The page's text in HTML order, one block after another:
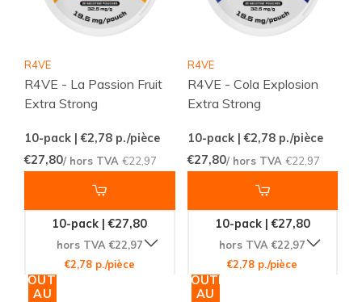
R4VE
R4VE - La Passion Fruit
Extra Strong
10-pack | €2,78 p./pièce
€27,80/ hors TVA €22,97
10-pack | €27,80
hors TVA €22,97
€2,78 p./pièce
AJOUTER
AU
R4VE
R4VE - Cola Explosion
Extra Strong
10-pack | €2,78p./pièce
€27,80/ hors TVA €22,97
10-pack | €27,80
hors TVA €22,97
€2,78 p./pièce
AJOUTER
AU